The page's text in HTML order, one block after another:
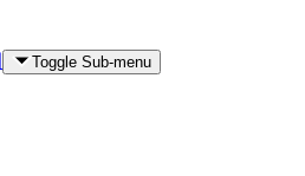
Toggle Sub-menu